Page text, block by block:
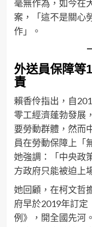
毫無作為，如今在
案，「這不是關心
作」。
外送員保障
責
賴香伶指出，自
零工經濟蓬勃發展
要勞動群體，然而
員在勞動保障上「
她強調：「中央政
方政府只能被迫上
她回顧，在柯文哲
府早於2019年訂定
例》，開全國先河